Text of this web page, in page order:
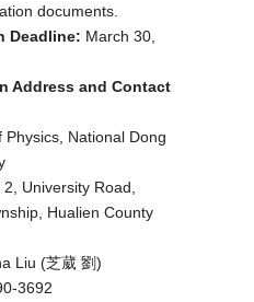
documents.
Deadline: March 30,
Address and Contact
Physics, National Dong
University Road,
Hualien County
Liu (芝葳 劉)
3692